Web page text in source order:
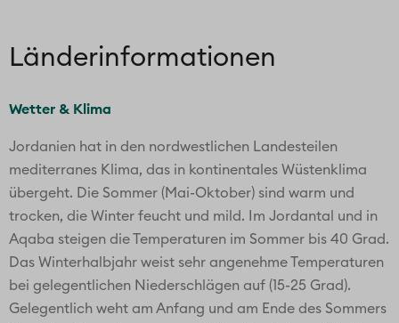
Länder­informationen
Wetter & Klima
Jordanien hat in den nordwestlichen Landesteilen
mediterranes Klima, das in kontinentales Wüstenklima
übergeht. Die Sommer (Mai-Oktober) sind warm und
trocken, die Winter feucht und mild. Im Jordantal und in
Aqaba steigen die Temperaturen im Sommer bis 40 Grad.
Das Winterhalbjahr weist sehr angenehme Temperaturen
bei gelegentlichen Niederschlägen auf (15-25 Grad).
Gelegentlich weht am Anfang und am Ende des Sommers